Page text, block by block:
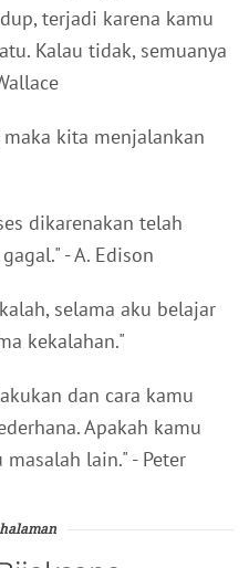
terjadi karena kamu
Kalau tidak, semuanya
kita menjalankan
dikarenakan telah
- A. Edison
selama aku belajar
kekalahan."
dan cara kamu
Apakah kamu
lain." - Peter